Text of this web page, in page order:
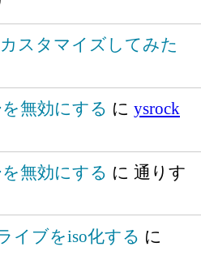
スタマイズしてみた
無効にする に ysrock
無効にする に 通りす
イブをiso化する に